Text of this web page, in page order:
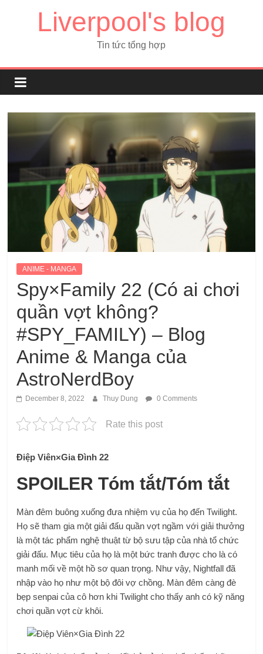
Liverpool's blog
Tin tức tổng hợp
ANIME - MANGA
Spy×Family 22 (Có ai chơi
quần vợt không?
#SPY_FAMILY) – Blog
Anime & Manga của
AstroNerdBoy
December 8, 2022 Thuy Dung 0 Comments
Rate this post
Điệp Viên×Gia Đình 22
SPOILER Tóm tắt/Tóm tắt
Màn đêm buông xuống đưa nhiệm vụ của họ đến Twilight.
Họ sẽ tham gia một giải đấu quần vợt ngầm với giải thưởng
là một tác phẩm nghệ thuật từ bộ sưu tập của nhà tổ chức
giải đấu. Mục tiêu của họ là một bức tranh được cho là có
manh mối về một hồ sơ quan trọng. Như vậy, Nightfall đã
nhập vào họ như một bộ đôi vợ chồng. Màn đêm càng đè
bẹp senpai của cô hơn khi Twilight cho thấy anh có kỹ năng
chơi quần vợt cừ khôi.